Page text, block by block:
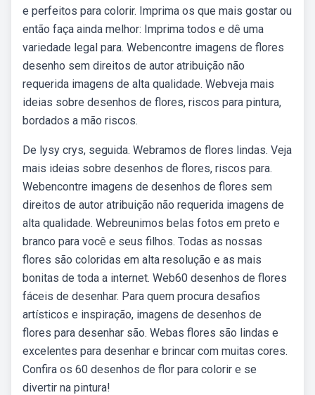
e perfeitos para colorir. Imprima os que mais gostar ou
então faça ainda melhor: Imprima todos e dê uma
variedade legal para. Webencontre imagens de flores
desenho sem direitos de autor atribuição não
requerida imagens de alta qualidade. Webveja mais
ideias sobre desenhos de flores, riscos para pintura,
bordados a mão riscos.
De lysy crys, seguida. Webramos de flores lindas. Veja
mais ideias sobre desenhos de flores, riscos para.
Webencontre imagens de desenhos de flores sem
direitos de autor atribuição não requerida imagens de
alta qualidade. Webreunimos belas fotos em preto e
branco para você e seus filhos. Todas as nossas
flores são coloridas em alta resolução e as mais
bonitas de toda a internet. Web60 desenhos de flores
fáceis de desenhar. Para quem procura desafios
artísticos e inspiração, imagens de desenhos de
flores para desenhar são. Webas flores são lindas e
excelentes para desenhar e brincar com muitas cores.
Confira os 60 desenhos de flor para colorir e se
divertir na pintura!